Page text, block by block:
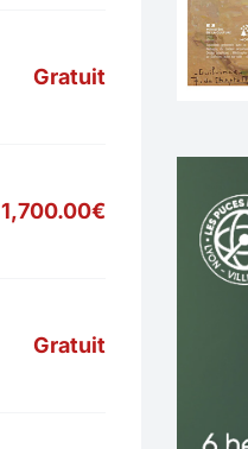
Gratuit
1,700.00€
Gratuit